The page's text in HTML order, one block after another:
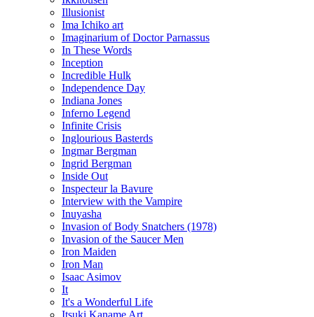
Illusionist
Ima Ichiko art
Imaginarium of Doctor Parnassus
In These Words
Inception
Incredible Hulk
Independence Day
Indiana Jones
Inferno Legend
Infinite Crisis
Inglourious Basterds
Ingmar Bergman
Ingrid Bergman
Inside Out
Inspecteur la Bavure
Interview with the Vampire
Inuyasha
Invasion of Body Snatchers (1978)
Invasion of the Saucer Men
Iron Maiden
Iron Man
Isaac Asimov
It
It's a Wonderful Life
Itsuki Kaname Art